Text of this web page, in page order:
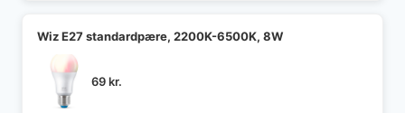
Wiz E27 standardpære, 2200K-6500K, 8W
69kr.